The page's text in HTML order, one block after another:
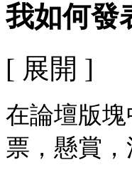
我如何發
[ 展開 ]
在論壇版
票，懸賞